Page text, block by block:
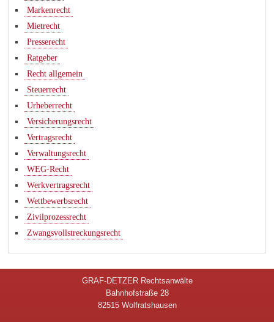
Markenrecht
Mietrecht
Presserecht
Ratgeber
Recht allgemein
Steuerrecht
Urheberrecht
Versicherungsrecht
Vertragsrecht
Verwaltungsrecht
WEG-Recht
Werkvertragsrecht
Wettbewerbsrecht
Zivilprozessrecht
Zwangsvollstreckungsrecht
GRAF-DETZER Rechtsanwälte
Bahnhofstraße 28
82515 Wolfratshausen